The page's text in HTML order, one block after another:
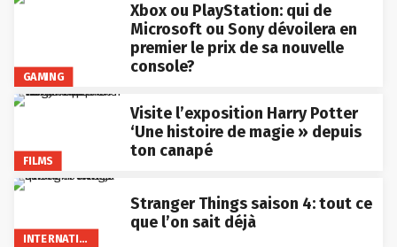
GAMING
Xbox ou PlayStation: qui de
Microsoft ou Sony dévoilera en
premier le prix de sa nouvelle
console?
FILMS
Visite l’exposition Harry Potter
‘Une histoire de magie » depuis
ton canapé
INTERNATIONAL
Stranger Things saison 4: tout ce
que l’on sait déjà